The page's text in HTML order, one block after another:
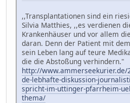
,,Transplantationen sind ein
Silvia Matthies, ,,es verdienen
Krankenhäuser und vor allem
daran. Denn der Patient mit
sein Leben lang auf teure
die die Abstoßung verhindern."
http://
de-lebhafte-diskussion-
spricht-im-uttinger-pfarrheim-
thema/